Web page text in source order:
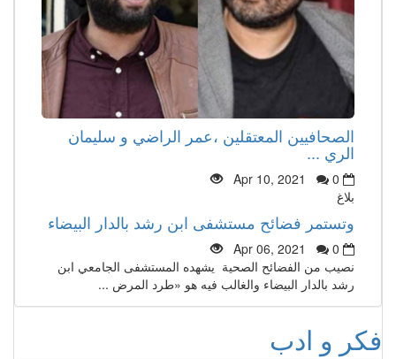
الصحافيين المعتقلين ،عمر الراضي و سليمان
الري ...
Apr 10, 2021
0
بلاغ
وتستمر فضائح مستشفى ابن رشد بالدار البيضاء
Apr 06, 2021
0
نصيب من الفضائح الصحية يشهده المستشفى الجامعي ابن
رشد بالدار البيضاء والغالب فيه هو «طرد المرض ...
فكر و ادب